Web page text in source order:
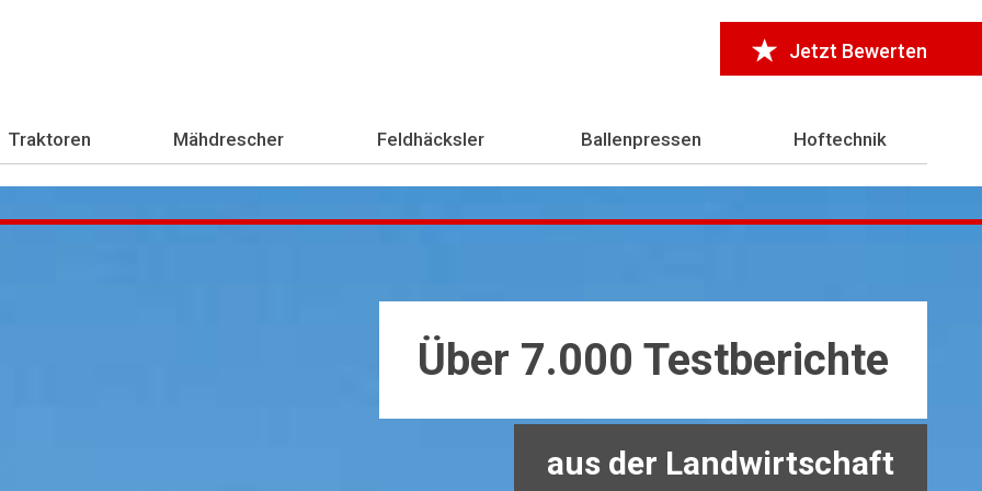
Jetzt Bewerten
Traktoren Mähdrescher Feldhäcksler Ballenpressen Hoftechnik
Über 7.000 Testberichte
aus der Landwirtschaft